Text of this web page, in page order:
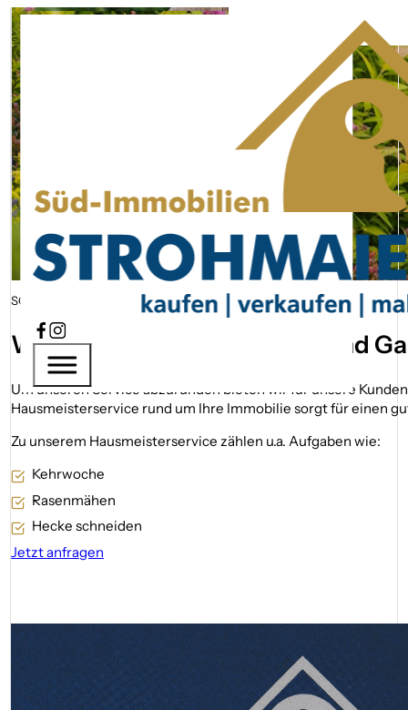
Hausmeister­service
Startseite Hausmeister­service
SCHNELL – SAUBER – ZUVERLÄSSIG
Wir kümmern uns um Haus und
Um unseren Service abzurunden bieten wir für unsere
Hausmeisterservice rund um Ihre Immobilie sorgt für einen
Zu unserem Hausmeisterservice zählen u.a. Aufgaben wie:
Kehrwoche
Rasenmähen
Hecke schneiden
Jetzt anfragen